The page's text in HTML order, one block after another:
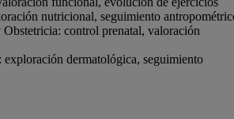
nutricional, seguimiento
control prenatal, valoración
exploración dermatológica, seguimiento